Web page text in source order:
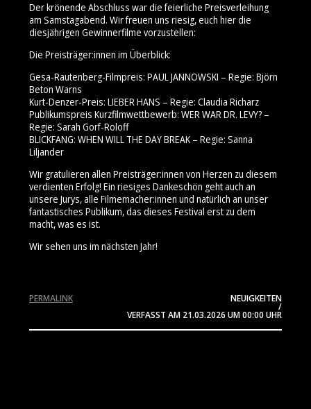
Der krönende Abschluss war die feierliche Preisverleihung
am Samstagabend. Wir freuen uns riesig, euch hier die
diesjährigen Gewinnerfilme vorzustellen:
Die Preisträger:innen im Überblick:
Gesa-Rautenberg-Filmpreis: PAUL JANNOWSKI – Regie: Björn
Beton Warns
Kurt-Denzer-Preis: LIEBER HANS – Regie: Claudia Richarz
Publikumspreis Kurzfilmwettbewerb: WER WAR DR. LEVY? –
Regie: Sarah Gorf-Roloff
BLICKFANG: WHEN WILL THE DAY BREAK – Regie: Sanna
Liljander
Wir gratulieren allen Preisträger:innen von Herzen zu diesem
verdienten Erfolg! Ein riesiges Dankeschön geht auch an
unsere Jurys, alle Filmemacher:innen und natürlich an unser
fantastisches Publikum, das dieses Festival erst zu dem
macht, was es ist.
Wir sehen uns im nächsten Jahr!
NEUIGKEITEN
/
VERFASST AM 21.03.2026 UM 00:00 UHR
PERMALINK